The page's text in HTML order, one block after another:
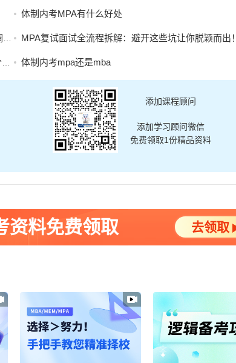
体制内考MPA有什么好处
MPA复试面试全流程拆解：避开这些坑让你脱颖而出！
体制内考mpa还是mba
添加课程顾问
添加学习顾问微信
免费领取1份精品资料
资料免费领取 去领取